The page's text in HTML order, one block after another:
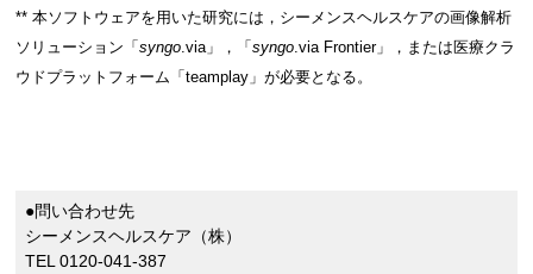
** 本ソフトウェアを用いた研究には，シーメンスヘルスケアの画像解析
ソリューション「syngo.via」，「syngo.via Frontier」，または医療クラ
ウドプラットフォーム「teamplay」が必要となる。
●問い合わせ先
シーメンスヘルスケア（株）
TEL 0120-041-387